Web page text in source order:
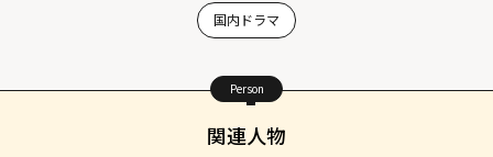
国内ドラマ
Person
関連人物